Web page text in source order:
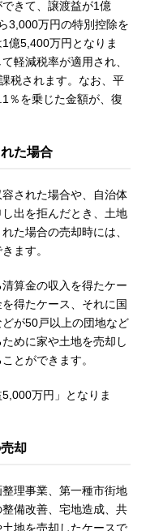
きて、譲渡益が1億
3,000万円の特別控除を
億5,400万円となりま
軽減税率が適用され、
税されます。なお、平
％を乗じた金額が、復
た場合
された場合や、自治体
出を拒んだとき、土地
た場合の売却時には、
ます。
算金の収入を得たケー
得たケース、それに国
が50戸以上の団地など
めに家や土地を売却し
とができます。
万円」となりま
却
理事業、第一種市街地
備改善、宅地造成、共
地を売却したケースで